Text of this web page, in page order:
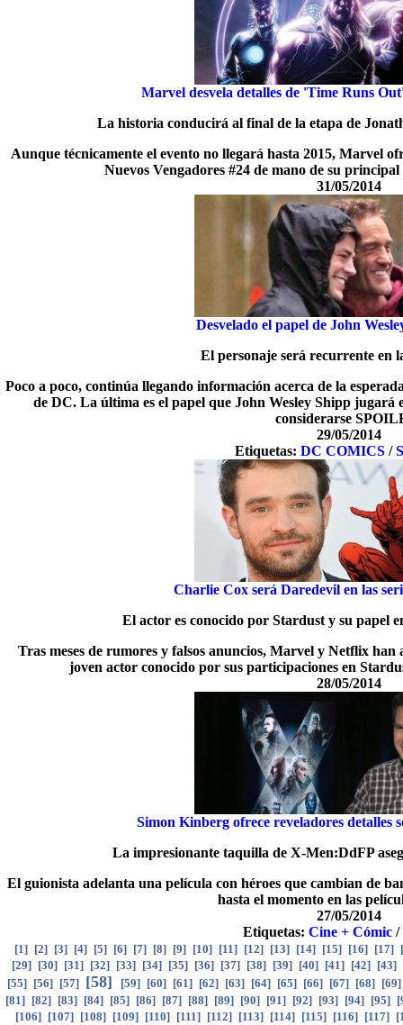
Marvel desvela detalles de 'Time Runs
La historia conducirá al final de la etapa de
Aunque técnicamente el evento no llegará hasta 2015, Marvel
Nuevos Vengadores #24 de mano de su
31/05/2014
Desvelado el papel de John
El personaje será recurrente en
Poco a poco, continúa llegando información acerca de la
de DC. La última es el papel que John Wesley Shipp jugará
considerarse
29/05/2014
Etiquetas: DC COMICS /
Charlie Cox será Daredevil en las
El actor es conocido por Stardust y su papel
Tras meses de rumores y falsos anuncios, Marvel y Netflix
joven actor conocido por sus participaciones en
28/05/2014
Simon Kinberg ofrece reveladores detalles
La impresionante taquilla de X-Men:DdFP
El guionista adelanta una película con héroes que cambian de
hasta el momento en las
27/05/2014
Etiquetas:Cine + Cómic /
[1] [2] [3] [4] [5] [6] [7] [8] [9] [10] [11] [12] [13] [14] [15] [16] [17] [
[29] [30] [31] [32] [33] [34] [35] [36] [37] [38] [39] [40] [41] [42] [43]
[55] [56] [57] [58] [59] [60] [61] [62] [63] [64] [65] [66] [67] [68] [69]
[81] [82] [83] [84] [85] [86] [87] [88] [89] [90] [91] [92] [93] [94] [95] [
[106] [107] [108] [109] [110] [111] [112] [113] [114] [115] [116] [117] [